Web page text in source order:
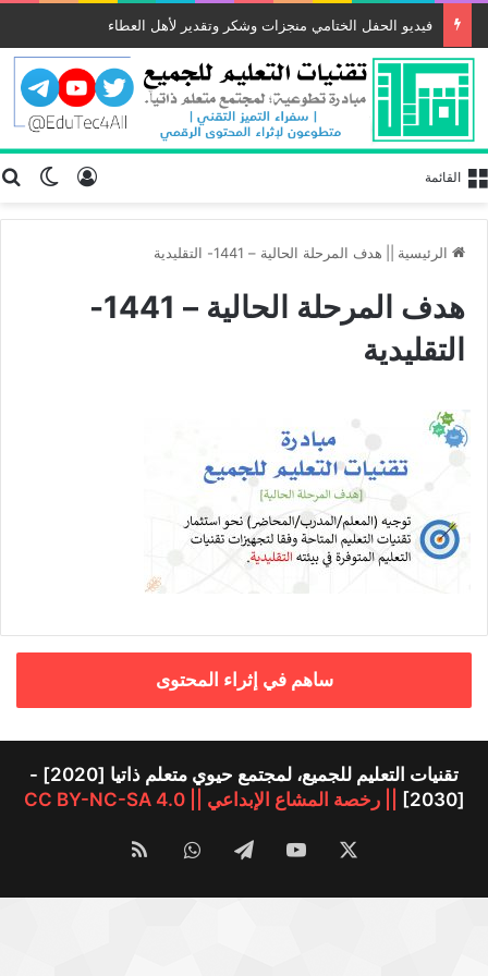
فيديو الحفل الختامي منجزات وشكر وتقدير لأهل العطاء
تسجيل القائمة
الرئيسية هدف المرحلة الحالية – 1441- التقليدية
هدف المرحلة الحالية – 1441-
التقليدية
ساهم في إثراء المحتوى
تقنيات التعليم للجميع، لمجتمع حيوي متعلم ذاتيا [2020] -
[2030]
|| رخصة المشاع الإبداعي || CC BY-NC-SA 4.0
‫YouTubeتيلقرامواتسابملخص
الموقع